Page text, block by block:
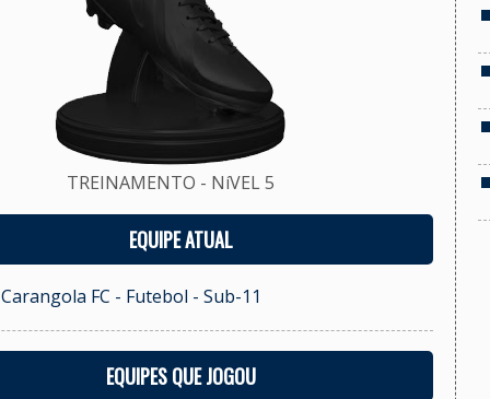
TREINAMENTO - NíVEL 5
EQUIPE ATUAL
Carangola FC - Futebol - Sub-11
EQUIPES QUE JOGOU